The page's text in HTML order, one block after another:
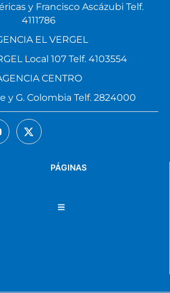
PÁGINAS
y Francisco Ascázubi Telf.
4111786
EL VERGEL
Local 107 Telf. 4103554
CENTRO
y G. Colombia Telf. 2824000